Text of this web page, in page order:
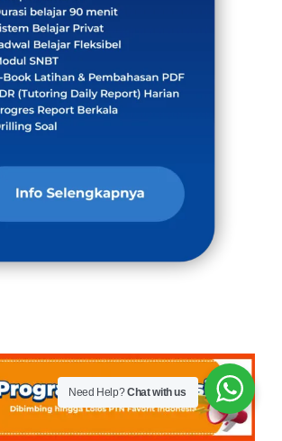
Need Help?Chat with us